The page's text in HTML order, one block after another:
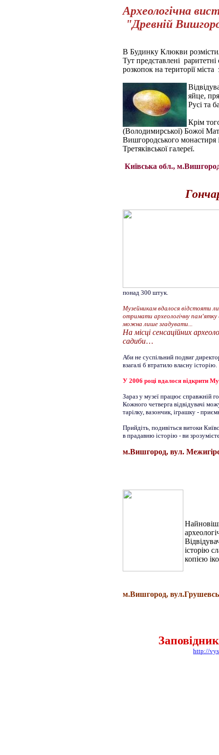
Археологічна
"Древній
В Будинку Клюкви
Тут представлені
розкопок на території
яйце,
Русі та
Крім
(Володимирської) Божої
Вишгородського монастиря
Третяківської галереї.
Київська обл.,
понад 300 штук.
Музейникам вдалося відстояти
отримати археологічну
можна лише згадувати...
На місці сенсаційних
садиби…
Аби не суспільний подвиг
взагалі б втратило власну історію.
У 2006 році вдалося відкрити
Зараз у музеї працює справжній
Кожного четверга відвідувачі
тарілку, вазончик, іграшку -
Прийдіть, подивіться витоки
в прадавню історію - ви
м.Вишгород, вул.
історію
копією
м.Вишгород,
http://